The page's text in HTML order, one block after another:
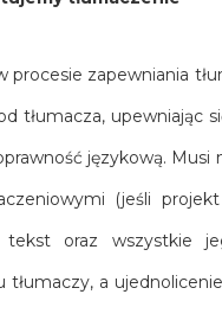
zapewniania
tłumacza,
językową.
(jeśli
tekst oraz wszystkie
tłumaczy, a